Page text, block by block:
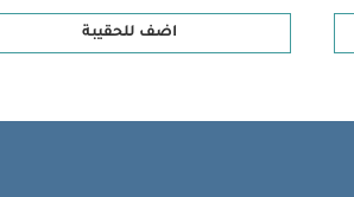
اضف للحقيبة